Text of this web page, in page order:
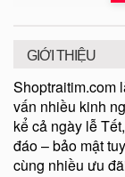
GIỚI THIỆU
Shoptraitim.com
vấn nhiều kinh
kể cả ngày lễ
đáo – bảo mật
cùng nhiều ưu